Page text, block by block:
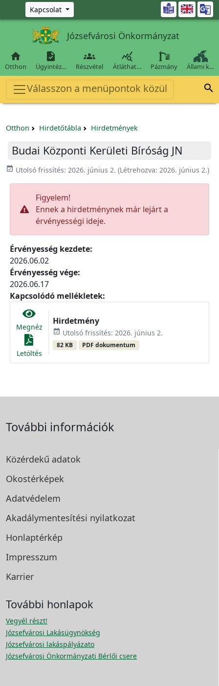
Ugrás a fő tartalomra
Kapcsolat 
Józsefvárosi Önkormányzat

Otthon

Ügyintéz…

Részvétel

Átláthat… Pázmány Állami k…
Válasszon a menüpontok közül 
Otthon Hirdetőtábla Hirdetmények
Budai Központi Kerületi Bíróság JN
event_available Utolsó frissítés: 2026. június 2. (Létrehozva: 2026. június 2.)
Figyelem!
Ennek a hirdetménynek már lejárt a
érvényességi ideje.
Érvényesség kezdete:
2026.06.02
Érvényesség vége:
2026.06.17
Kapcsolódó mellékletek:
Megnéz
Letöltés
Hirdetmény
event_available Utolsó frissítés: 2026. június 2.
82 KB PDF dokumentum
További információk
Közérdekű adatok
Okostérképek
Adatvédelem
Akadálymentesítési nyilatkozat
Honlaptérkép
Impresszum
Karrier
További honlapok
Vegyél részt!
Józsefvárosi Lakásügynökség
Józsefvárosi lakáspályázato
Józsefvárosi Önkormányzati Bérlői csere